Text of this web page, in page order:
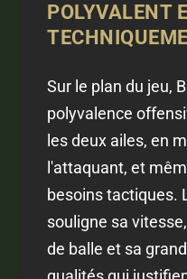
POLYVALENT
Sur le plan du jeu,
polyvalence
les deux ailes, en
l'attaquant, et
besoins tactiques.
souligne sa
de balle et sa